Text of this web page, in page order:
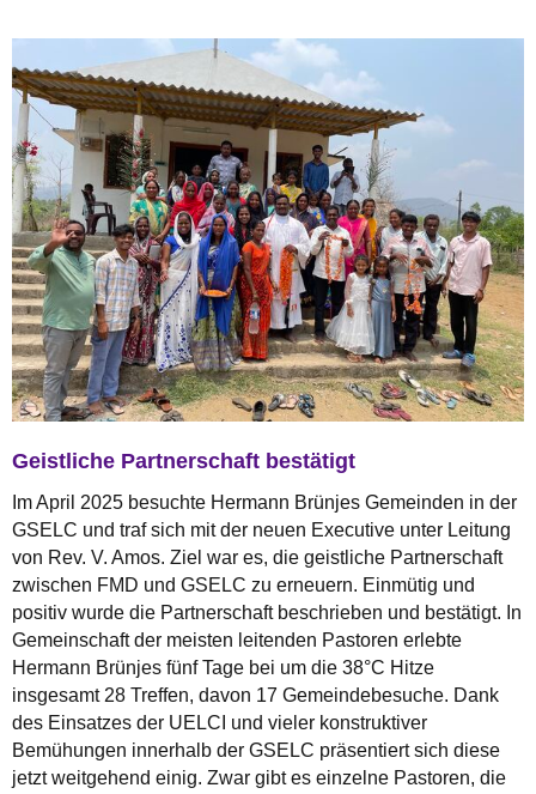
Geistliche Partnerschaft bestätigt
Im April 2025 besuchte Hermann Brünjes Gemeinden in der
GSELC und traf sich mit der neuen Executive unter Leitung
von Rev. V. Amos. Ziel war es, die geistliche Partnerschaft
zwischen FMD und GSELC zu erneuern. Einmütig und
positiv wurde die Partnerschaft beschrieben und bestätigt. In
Gemeinschaft der meisten leitenden Pastoren erlebte
Hermann Brünjes fünf Tage bei um die 38°C Hitze
insgesamt 28 Treffen, davon 17 Gemeindebesuche. Dank
des Einsatzes der UELCI und vieler konstruktiver
Bemühungen innerhalb der GSELC präsentiert sich diese
jetzt weitgehend einig. Zwar gibt es einzelne Pastoren, die